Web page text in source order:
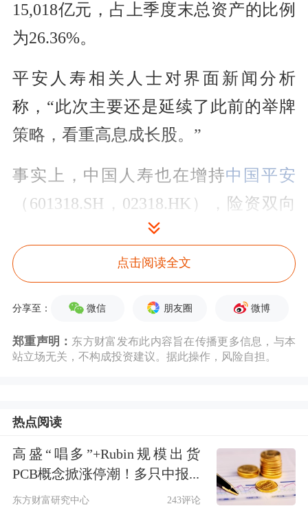
15,018亿元，占上季度末总资产的比例
为26.36%。
平安人寿相关人士对界面新闻分析
称，“此次主要还是延续了此前的举牌
策略，看重高息成长股。”
事实上，中国人寿也在增持中国平安
（601318.SH，02318.HK），险资双向
今年一季度，中国人寿通过“中国人寿
保险股份有限公司-传统-普通保险产
4344.80万股A股股票，持股比例升至
近年来，险资增持同业股票频现。
根据平安人寿公告，2025年8月、9月，
平安人寿曾两次举牌
中国太保H股，持
点击阅读全文
分享至： 微信 朋友圈 微博
郑重声明： 东方财富发布此内容旨在传播更多信息，与本
站立场无关，不构成投资建议。据此操作，风险自担。
热点阅读
高盛“唱多”+Rubin规模出货
PCB概念掀涨停潮！多只中报...
东方财富研究中心 243评论